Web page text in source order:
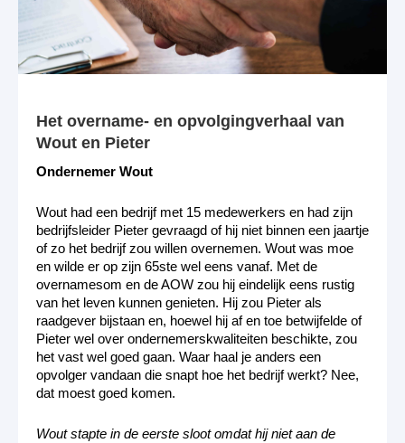
Het overname- en opvolgingverhaal van
Wout en Pieter
Ondernemer Wout
Wout had een bedrijf met 15 medewerkers en had zijn
bedrijfsleider Pieter gevraagd of hij niet binnen een jaartje
of zo het bedrijf zou willen overnemen. Wout was moe
en wilde er op zijn 65ste wel eens vanaf. Met de
overnamesom en de AOW zou hij eindelijk eens rustig
van het leven kunnen genieten. Hij zou Pieter als
raadgever bijstaan en, hoewel hij af en toe betwijfelde of
Pieter wel over ondernemerskwaliteiten beschikte, zou
het vast wel goed gaan. Waar haal je anders een
opvolger vandaan die snapt hoe het bedrijf werkt? Nee,
dat moest goed komen.
Wout stapte in de eerste sloot omdat hij niet aan de